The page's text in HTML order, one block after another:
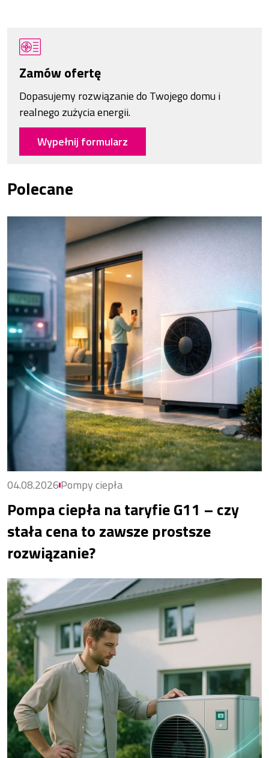
Zamów ofertę
Dopasujemy rozwiązanie do Twojego domu i
realnego zużycia energii.
Wypełnij formularz
Polecane
04.08.2026Pompy ciepła
Pompa ciepła na taryfie G11 – czy
stała cena to zawsze prostsze
rozwiązanie?